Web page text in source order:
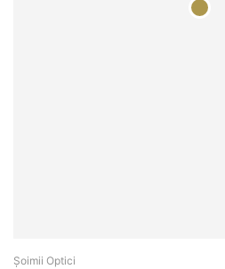
Șoimii Optici